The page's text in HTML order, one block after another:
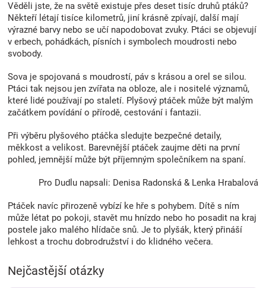
p
i
s
u
Věděli jste, že na světě existuje přes deset tisíc druhů ptáků?
Někteří létají tisíce kilometrů, jiní krásně zpívají, další mají
výrazné barvy nebo se učí napodobovat zvuky. Ptáci se objevují
v erbech, pohádkách, písních i symbolech moudrosti nebo
svobody.
Sova je spojovaná s moudrostí, páv s krásou a orel se silou.
Ptáci tak nejsou jen zvířata na obloze, ale i nositelé významů,
které lidé používají po staletí. Plyšový ptáček může být malým
začátkem povídání o přírodě, cestování i fantazii.
Při výběru plyšového ptáčka sledujte bezpečné detaily,
měkkost a velikost. Barevnější ptáček zaujme děti na první
pohled, jemnější může být příjemným společníkem na spaní.
Pro Dudlu napsali: Denisa Radonská & Lenka Hrabalová
Ptáček navíc přirozeně vybízí ke hře s pohybem. Dítě s ním
může létat po pokoji, stavět mu hnízdo nebo ho posadit na kraj
postele jako malého hlídače snů. Je to plyšák, který přináší
lehkost a trochu dobrodružství i do klidného večera.
Nejčastější otázky